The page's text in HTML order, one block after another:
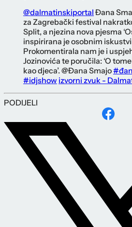
@dalmatinskiportal Đana
za Zagrebački festival
Split, a njezina nova pjesma
inspirirana je osobnim
Prokomentirala nam je i
Jozinovića te poručila: ‘O
kao djeca’. @Đana Smajo
#idjshow izvorni zvuk -
PODIJELI